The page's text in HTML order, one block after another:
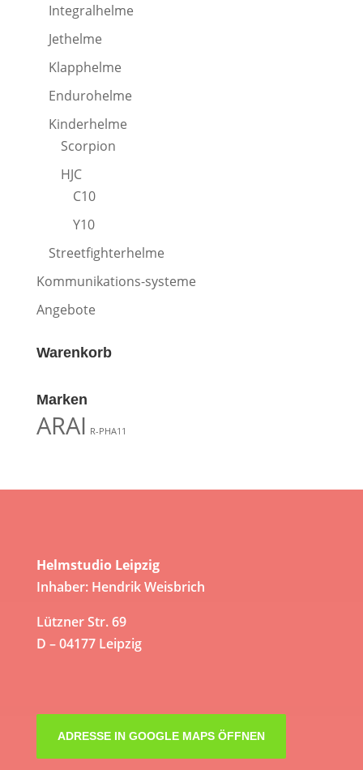
Integralhelme
Jethelme
Klapphelme
Endurohelme
Kinderhelme
Scorpion
HJC
C10
Y10
Streetfighterhelme
Kommunikations-systeme
Angebote
Warenkorb
Marken
ARAI R-PHA11
Helmstudio Leipzig
Inhaber: Hendrik Weisbrich
Lützner Str. 69
D – 04177 Leipzig
ADRESSE IN GOOGLE MAPS ÖFFNEN